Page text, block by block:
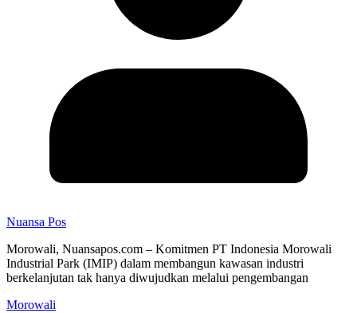
Nuansa Pos
Morowali, Nuansapos.com – Komitmen PT Indonesia Morowali
Industrial Park (IMIP) dalam membangun kawasan industri
berkelanjutan tak hanya diwujudkan melalui pengembangan
Morowali